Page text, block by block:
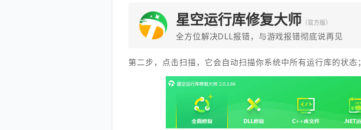
星空运行库修复大师 （官方版）
全方位解决DLL报错，与游戏报错彻底说再见
第二步，点击扫描，它会自动扫描你系统中所有运行库的状态；